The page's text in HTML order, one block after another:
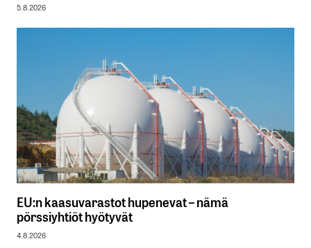
5.8.2026
EU:n kaasuvarastot hupenevat – nämä
pörssiyhtiöt hyötyvät
4.8.2026